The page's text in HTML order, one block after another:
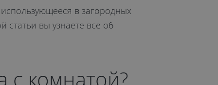
в загородных
вы узнаете все об
с комнатой?